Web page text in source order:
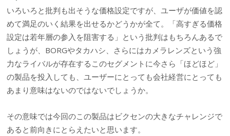
いろいろと批判も出そうな価格設定ですが、ユーザが価値を認
めて満足のいく結果を出せるかどうかが全て。「高すぎる価格
設定は若年層の参入を阻害する」という批判はもちろんあるで
しょうが、BORGやタカハシ、さらにはカメラレンズという強
力なライバルが存在するこのセグメントに今さら「ほどほど」
の製品を投入しても、ユーザーにとっても会社経営にとっても
あまり意味はないのではないでしょうか。
その意味では今回のこの製品はビクセンの大きなチャレンジで
あると前向きにとらえたいと思います。